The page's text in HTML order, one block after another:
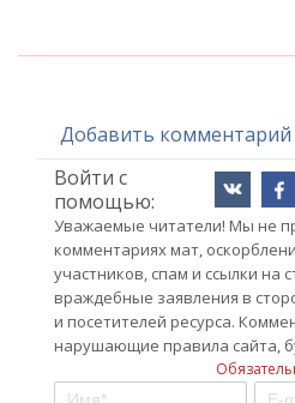
Добавить комментарий
Войти с
помощью:
Уважаемые читатели! Мы не
комментариях мат,
участников, спам и ссылки на
враждебные заявления в
и посетителей ресурса.
нарушающие правила сайта,